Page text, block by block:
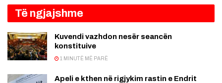
Të ngjajshme
Kuvendi vazhdon nesër seancën
konstituive
1 MINUTË MË PARË
Apeli e kthen në rigjykim rastin e Endrit